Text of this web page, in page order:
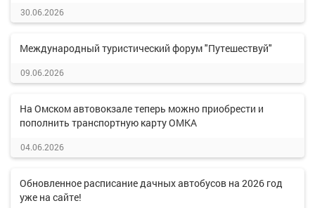
30.06.2026
Международный туристический форум "Путешествуй"
09.06.2026
На Омском автовокзале теперь можно приобрести и
пополнить транспортную карту ОМКА
04.06.2026
Обновленное расписание дачных автобусов на 2026 год
уже на сайте!